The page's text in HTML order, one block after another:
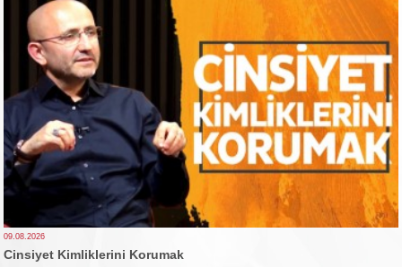
09.08.2026
Cinsiyet Kimliklerini Korumak